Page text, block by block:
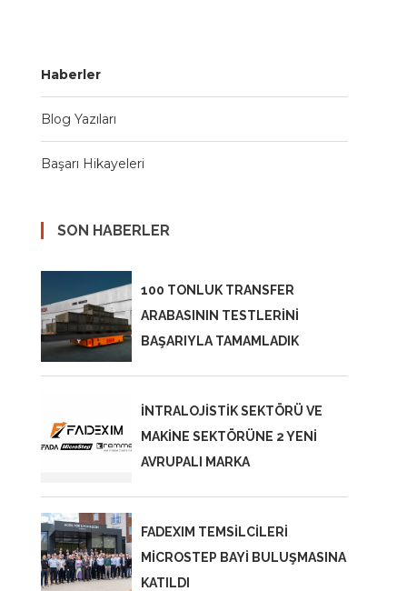
Haberler
Blog Yazıları
Başarı Hikayeleri
SON HABERLER
100 TONLUK TRANSFER
ARABASININ TESTLERİNİ
BAŞARIYLA TAMAMLADIK
İNTRALOJİSTİK SEKTÖRÜ VE
MAKİNE SEKTÖRÜNE 2 YENİ
AVRUPALI MARKA
FADEXIM TEMSİLCİLERİ
MİCROSTEP BAYİ BULUŞMASINA
KATILDI